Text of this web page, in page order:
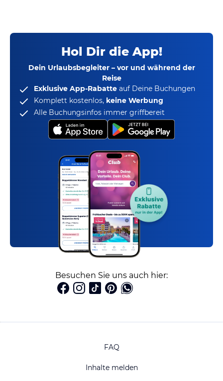
Hol Dir die App!
Dein Urlaubsbegleiter – vor und während der
Reise
Exklusive App-Rabatte auf Deine Buchungen
Komplett kostenlos, keine Werbung
Alle Buchungsinfos immer griffbereit
Besuchen Sie uns auch hier:
FAQ
Inhalte melden